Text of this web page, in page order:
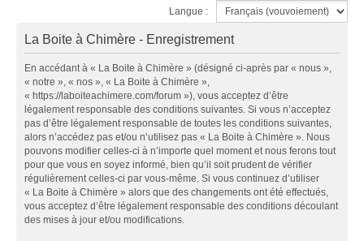
Langue :
La Boite à Chimère - Enregistrement
En accédant à « La Boite à Chimère » (désigné ci-après par « nous »,
« notre », « nos », « La Boite à Chimère »,
« https://laboiteachimere.com/forum »), vous acceptez d’être
légalement responsable des conditions suivantes. Si vous n’acceptez
pas d’être légalement responsable de toutes les conditions suivantes,
alors n’accédez pas et/ou n’utilisez pas « La Boite à Chimère ». Nous
pouvons modifier celles-ci à n’importe quel moment et nous ferons tout
pour que vous en soyez informé, bien qu’il soit prudent de vérifier
régulièrement celles-ci par vous-même. Si vous continuez d’utiliser
« La Boite à Chimère » alors que des changements ont été effectués,
vous acceptez d’être légalement responsable des conditions découlant
des mises à jour et/ou modifications.